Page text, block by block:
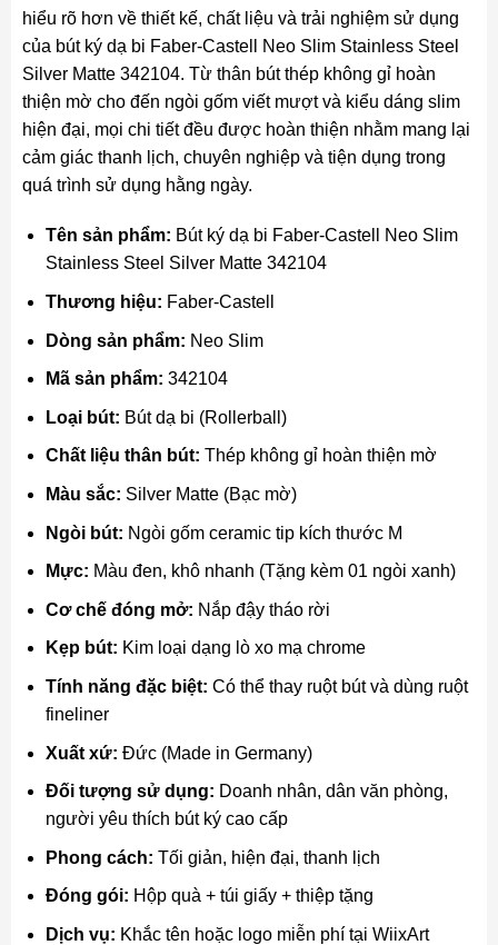
hiểu rõ hơn về thiết kế, chất liệu và trải nghiệm sử dụng
của bút ký dạ bi Faber-Castell Neo Slim Stainless Steel
Silver Matte 342104. Từ thân bút thép không gỉ hoàn
thiện mờ cho đến ngòi gốm viết mượt và kiểu dáng slim
hiện đại, mọi chi tiết đều được hoàn thiện nhằm mang lại
cảm giác thanh lịch, chuyên nghiệp và tiện dụng trong
quá trình sử dụng hằng ngày.
Tên sản phẩm: Bút ký dạ bi Faber-Castell Neo Slim
Stainless Steel Silver Matte 342104
Thương hiệu: Faber-Castell
Dòng sản phẩm: Neo Slim
Mã sản phẩm: 342104
Loại bút: Bút dạ bi (Rollerball)
Chất liệu thân bút: Thép không gỉ hoàn thiện mờ
Màu sắc: Silver Matte (Bạc mờ)
Ngòi bút: Ngòi gốm ceramic tip kích thước M
Mực: Màu đen, khô nhanh (Tặng kèm 01 ngòi xanh)
Cơ chế đóng mở: Nắp đậy tháo rời
Kẹp bút: Kim loại dạng lò xo mạ chrome
Tính năng đặc biệt: Có thể thay ruột bút và dùng ruột
fineliner
Xuất xứ: Đức (Made in Germany)
Đối tượng sử dụng: Doanh nhân, dân văn phòng,
người yêu thích bút ký cao cấp
Phong cách: Tối giản, hiện đại, thanh lịch
Đóng gói: Hộp quà + túi giấy + thiệp tặng
Dịch vụ: Khắc tên hoặc logo miễn phí tại WiixArt